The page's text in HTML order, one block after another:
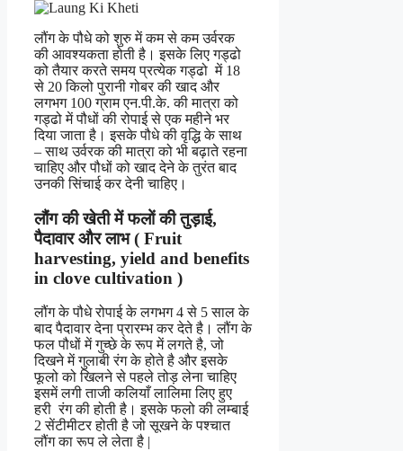
लौंग के पौधे को शुरु में कम से कम उर्वरक
की आवश्यकताहोतीहै। इसके लिए गड्ढो
को तैयार करते समय प्रत्येक गड्ढो में 18
से 20 किलो पुरानी गोबर की खाद और
लगभग 100 ग्राम एन.पी.के. की मात्रा को
गड्ढो में पौधों की रोपाई से एक महीने भर
दिया जाता है। इसके पौधे की वृद्धि के साथ
– साथ उर्वरक की मात्रा को भी बढ़ाते रहना
चाहिए और पौधों को खाद देने के तुरंत बाद
उनकी सिंचाई कर देनी चाहिए।
लौंग की खेती मेंफलों की तुड़ाई,
पैदावार और लाभ ( Fruit
harvesting, yield and benefits
in clove cultivation )
लौंग के पौधे रोपाई के लगभग 4 से 5 साल के
बाद पैदावार देना प्रारम्भ कर देते है। लौंग के
फल पौधों में गुच्छे के रूप में लगते है, जो
दिखने में गुलाबी रंग के होते है और इसके
फूलो को खिलने से पहले तोड़ लेना चाहिए
इसमें लगी ताजी कलियाँ लालिमा लिए हुए
हरी रंग की होती है। इसके फलो की लम्बाई
2 सेंटीमीटर होती है जो सूखने के पश्चात
लौंग का रूप ले लेता है |